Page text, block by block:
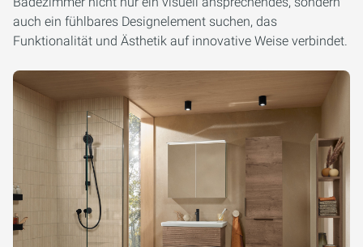
auch ein fühlbares Designelement suchen, das
Funktionalität und Ästhetik auf innovative Weise verbindet.